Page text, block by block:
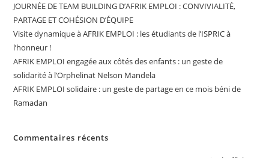
JOURNÉE DE TEAM BUILDING D’AFRIK EMPLOI : CONVIVIALITÉ,
PARTAGE ET COHÉSION D’ÉQUIPE
Visite dynamique à AFRIK EMPLOI : les étudiants de l’ISPRIC à
l’honneur !
AFRIK EMPLOI engagée aux côtés des enfants : un geste de
solidarité à l’Orphelinat Nelson Mandela
AFRIK EMPLOI solidaire : un geste de partage en ce mois béni de
Ramadan
Commentaires récents